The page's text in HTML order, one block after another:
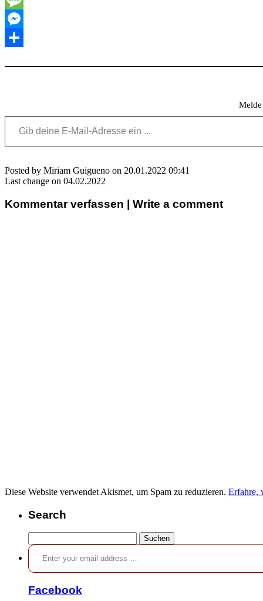
Message
Messenger
Gib deine E-Mail-Adresse ein ...
Posted by Miriam Guigueno on 20.01.2022 09:41
Last change on 04.02.2022
Kommentar verfassen | Write a comment
Diese Website verwendet Akismet, um Spam zu reduzieren. Erfahre,
Search
nach:
Enter your email address …
Facebook